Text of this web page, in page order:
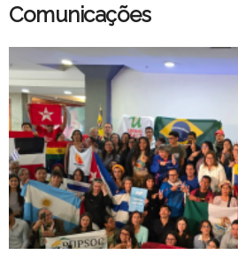
Comunicações